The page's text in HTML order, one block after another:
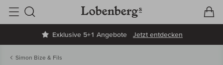
Exklusive 5+1 Angebote Jetzt entdecken
Suche
Simon Bize & Fils